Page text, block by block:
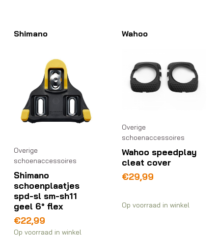
Shimano
Overige
schoenaccessoires
Shimano
schoenplaatjes
spd-sl sm-sh11
geel 6° flex
€22,99
Op voorraad in winkel
Wahoo
Overige
schoenaccessoires
Wahoo speedplay
cleat cover
€29,99
Op voorraad in winkel